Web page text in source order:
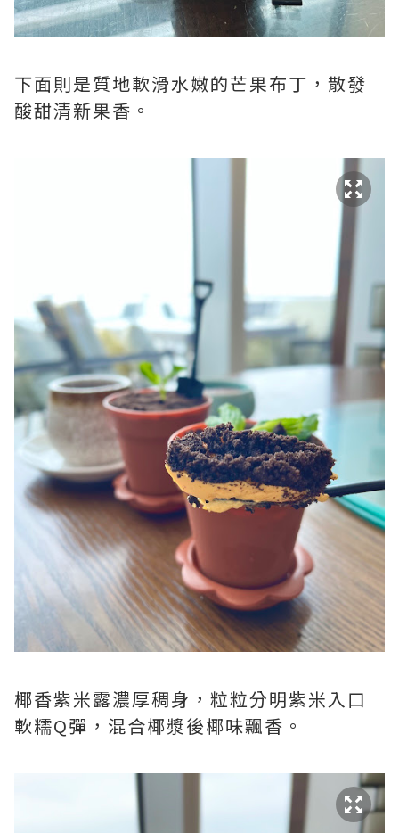
下面則是質地軟滑水嫩的芒果布丁，散發
酸甜清新果香。
椰香紫米露濃厚稠身，粒粒分明紫米入口
軟糯Q彈，混合椰漿後椰味飄香。